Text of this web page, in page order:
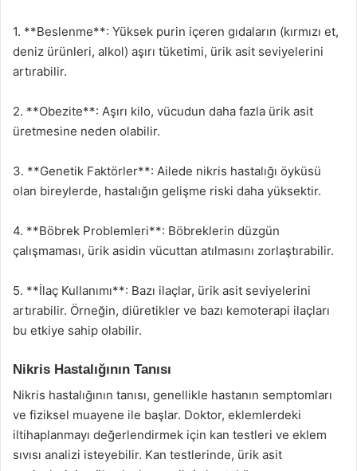
1. **Beslenme**: Yüksek purin içeren gıdaların (kırmızı et,
deniz ürünleri, alkol) aşırı tüketimi, ürik asit seviyelerini
artırabilir.
2. **Obezite**: Aşırı kilo, vücudun daha fazla ürik asit
üretmesine neden olabilir.
3. **Genetik Faktörler**: Ailede nikris hastalığı öyküsü
olan bireylerde, hastalığın gelişme riski daha yüksektir.
4. **Böbrek Problemleri**: Böbreklerin düzgün
çalışmaması, ürik asidin vücuttan atılmasını zorlaştırabilir.
5. **İlaç Kullanımı**: Bazı ilaçlar, ürik asit seviyelerini
artırabilir. Örneğin, diüretikler ve bazı kemoterapi ilaçları
bu etkiye sahip olabilir.
Nikris Hastalığının Tanısı
Nikris hastalığının tanısı, genellikle hastanın semptomları
ve fiziksel muayene ile başlar. Doktor, eklemlerdeki
iltihaplanmayı değerlendirmek için kan testleri ve eklem
sıvısı analizi isteyebilir. Kan testlerinde, ürik asit